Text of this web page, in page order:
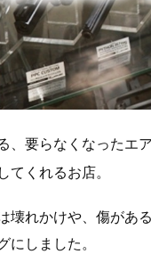
、要らなくなったエ
てくれるお店。
壊れかけや、傷があ
にしました。